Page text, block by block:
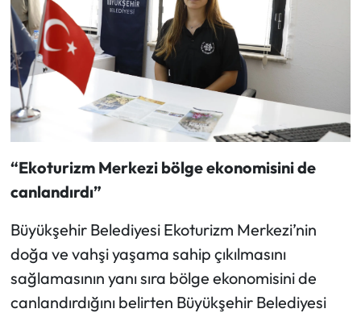
“Ekoturizm Merkezi bölge ekonomisini de
canlandırdı”
Büyükşehir Belediyesi Ekoturizm Merkezi’nin
doğa ve vahşi yaşama sahip çıkılmasını
sağlamasının yanı sıra bölge ekonomisini de
canlandırdığını belirten Büyükşehir Belediyesi